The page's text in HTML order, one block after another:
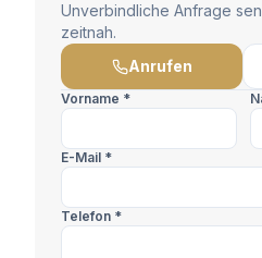
Unverbindliche Anfrage
zeitnah.
Anrufen
Vorname *
E-Mail *
Telefon *